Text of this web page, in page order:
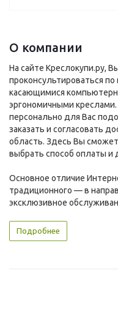
О компании
На сайте Креслокупи.ру,
проконсультироваться
касающимися
эргономичными
персонально для Вас
заказать и согласовать
область. Здесь Вы
выбрать способ оплаты и
Основное отличие
традиционного — в
эксклюзивное
Подробнее